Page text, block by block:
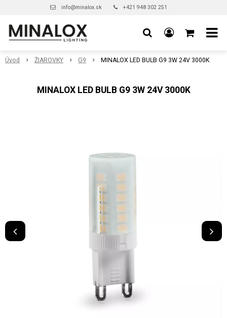
info@minalox.sk +421 948 302 251
Úvod ŽIAROVKY G9 MINALOX LED BULB G9 3W 24V 3000K
MINALOX LED BULB G9 3W 24V 3000K